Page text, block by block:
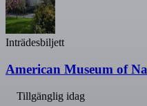
Inträdesbiljett
American Museum of
Tillgänglig idag